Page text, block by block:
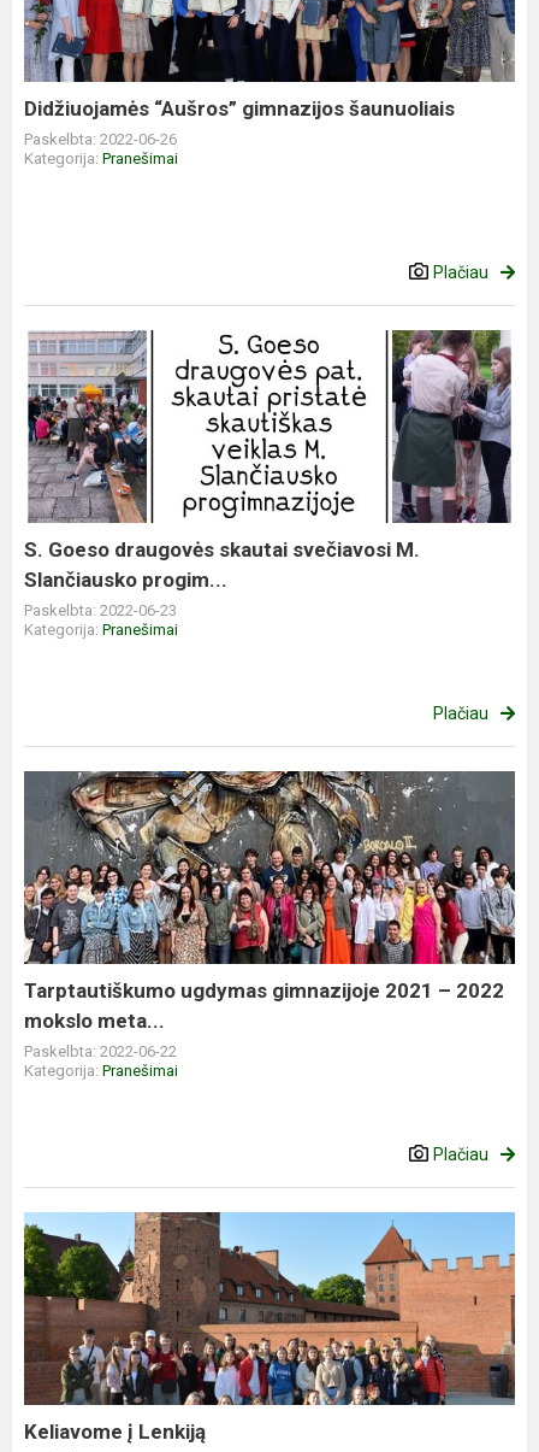
Didžiuojamės “Aušros” gimnazijos šaunuoliais
Paskelbta: 2022-06-26
Kategorija: Pranešimai
Plačiau
S. Goeso draugovės skautai svečiavosi M.
Slančiausko progim...
Paskelbta: 2022-06-23
Kategorija: Pranešimai
Plačiau
Tarptautiškumo ugdymas gimnazijoje 2021 – 2022
mokslo meta...
Paskelbta: 2022-06-22
Kategorija: Pranešimai
Plačiau
Keliavome į Lenkiją